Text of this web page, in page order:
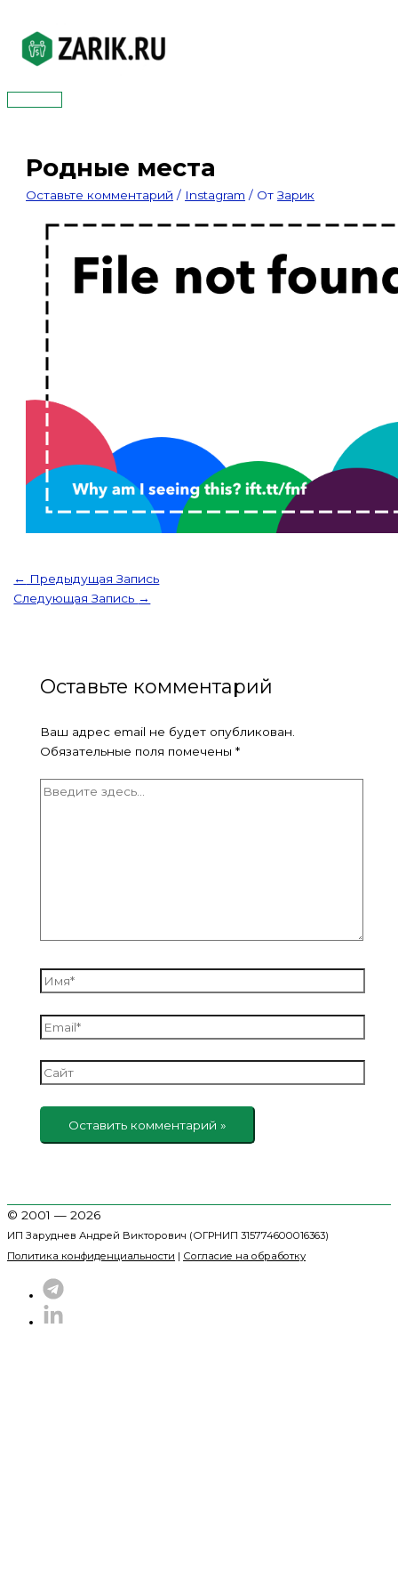
содержимому
Главное
Родные места
Оставьте комментарий / Instagram / ОтЗарик
← Предыдущая Запись
Следующая Запись →
Оставьте комментарий
Ваш адрес email не будет опубликован.
Обязательные поля помечены *
Введите
Имя*
Email*
Сайт
© 2001 — 2026
ИП Заруднев Андрей Викторович (ОГРНИП 315774600016363)
Политика конфиденциальности | Согласие на обработку